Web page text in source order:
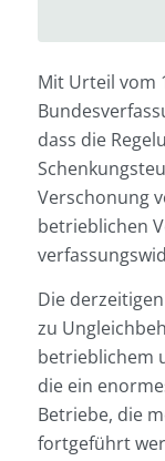
Mit Urteil vom
dass die
Verschonung
betrieblichen
Die
zu
betrieblichem
die ein
Betriebe, die
fortgeführt